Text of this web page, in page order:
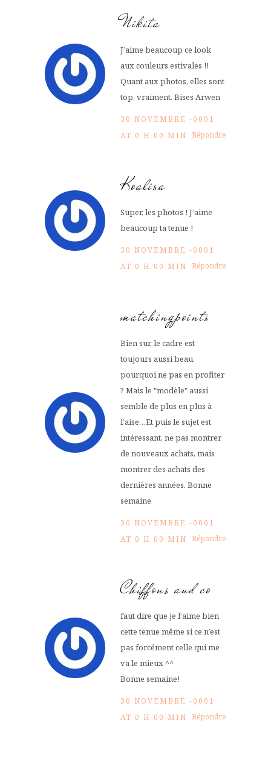
Nikita
J’aime beaucoup ce look
aux couleurs estivales !!
Quant aux photos, elles sont
top, vraiment. Bises Arwen
30 NOVEMBRE -0001
AT 0 H 00 MIN Répondre
Koalisa
Super, les photos ! J’aime
beaucoup ta tenue !
30 NOVEMBRE -0001
AT 0 H 00 MIN Répondre
matchingpoints
Bien sur, le cadre est
toujours aussi beau,
pourquoi ne pas en profiter
? Mais le "modèle" aussi
semble de plus en plus à
l’aise…Et puis le sujet est
intéressant, ne pas montrer
de nouveaux achats, mais
montrer des achats des
dernières années. Bonne
semaine
30 NOVEMBRE -0001
AT 0 H 00 MIN Répondre
Chiffons and co
faut dire que je l’aime bien
cette tenue même si ce n’est
pas forcément celle qui me
va le mieux ^^
Bonne semaine!
30 NOVEMBRE -0001
AT 0 H 00 MIN Répondre